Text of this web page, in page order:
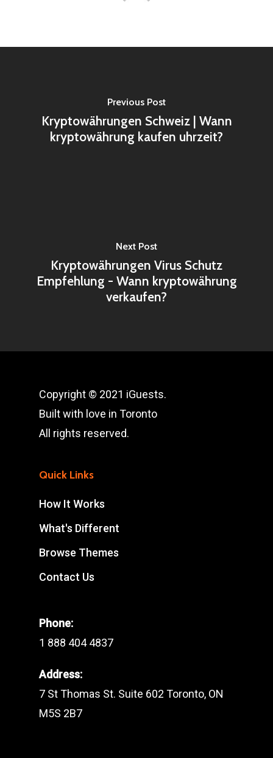
Previous Post
Kryptowährungen Schweiz | Wann
kryptowährung kaufen uhrzeit?
Next Post
Kryptowährungen Virus Schutz
Empfehlung - Wann kryptowährung
verkaufen?
Copyright © 2021 iGuests.
Built with love in Toronto
All rights reserved.
Quick Links
How It Works
What's Different
Browse Themes
Contact Us
Phone:
1 888 404 4837
Address:
7 St Thomas St. Suite 602 Toronto, ON
M5S 2B7